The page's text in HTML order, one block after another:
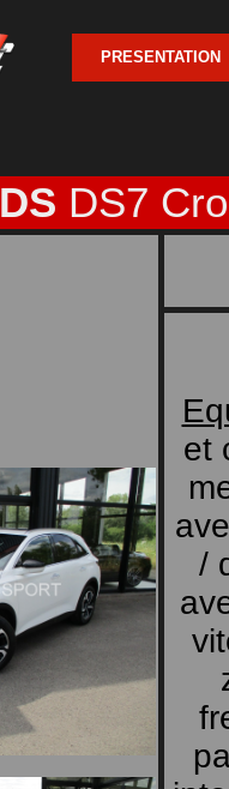
PRESENTATION
DS DS7
et
/